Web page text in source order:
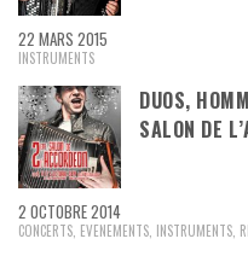
22 MARS 2015
INSTRUMENTS
DUOS,
SALON DE
2 OCTOBRE 2014
CONCERTS EVENEMENTS INSTRUMENTS